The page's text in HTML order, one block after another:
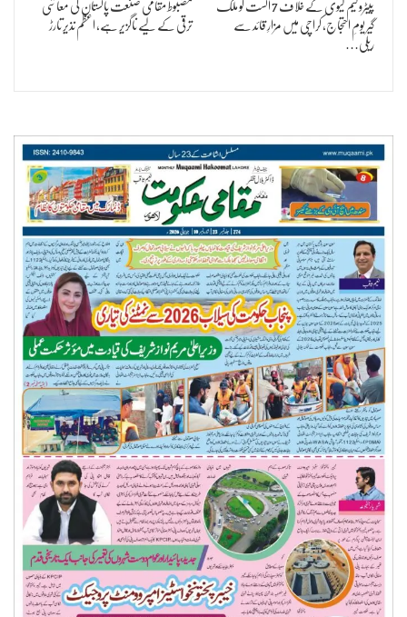
پیٹرولیم لیوی کے خلاف 7 اگست کو ملک
گیر یومِ احتجاج، کراچی میں مزارِ قائد سے
ریلی…
مضبوط مقامی صنعت پاکستان کی معاشی
ترقی کے لیے ناگزیر ہے، اعظم نذیر تارڑ